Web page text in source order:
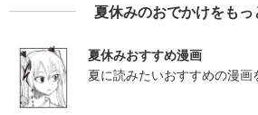
夏休みのおでかけをもっ
夏休みおすすめ漫画
夏に読みたいおすすめの漫画